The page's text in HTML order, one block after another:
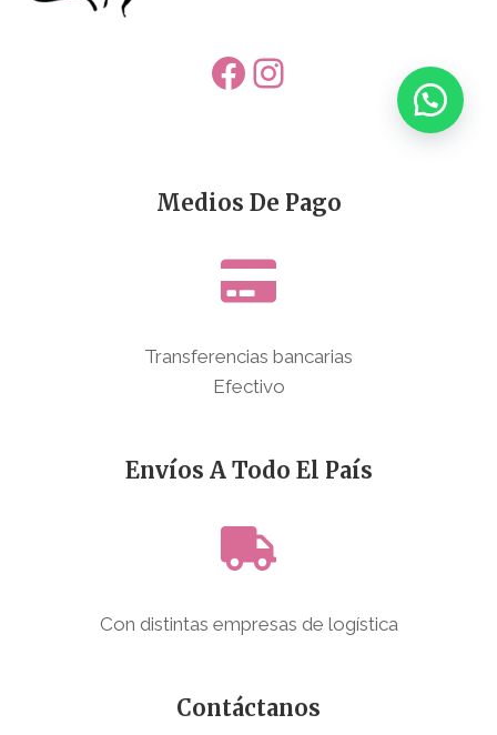
Facebook
Instagram
Medios De Pago
Transferencias bancarias
Efectivo
Envíos A Todo El País
Con distintas empresas de logística
Contáctanos